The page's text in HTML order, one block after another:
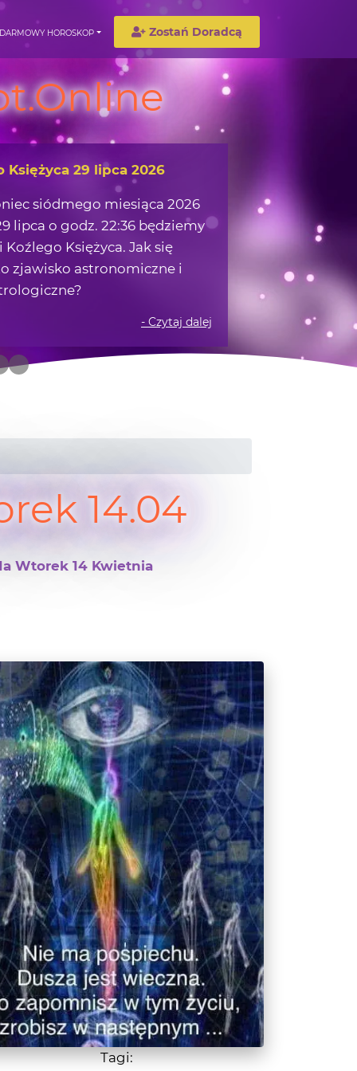
DARMOWY HOROSKOP Zostań Doradcą
w okolicach Ziemi
zaczerpnąć z obserwacji
nocnym niebie?
- Czytaj dalej
14.04
Wtorek 14 Kwietnia
Tagi:
DARMOWY HOROSKOP CODZIENNY